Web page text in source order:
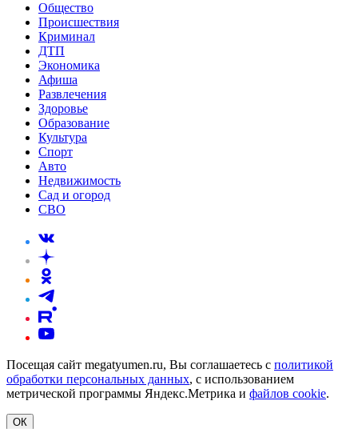
Общество
Происшествия
Криминал
ДТП
Экономика
Афиша
Развлечения
Здоровье
Образование
Культура
Спорт
Авто
Недвижимость
Сад и огород
СВО
Посещая сайт megatyumen.ru, Вы соглашаетесь с политикой
обработки персональных данных, с использованием
метрической программы Яндекс.Метрика и файлов cookie.
ОК